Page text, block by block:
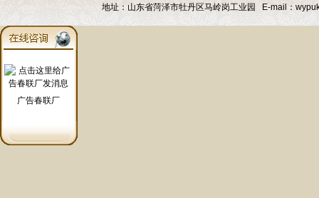
地址：山东省菏泽市牡丹区马岭岗工业园 E-mail：
广告春联厂